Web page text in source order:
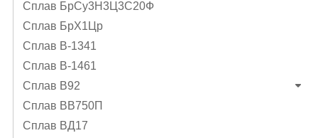
Сплав БрСу3Н3Ц3С20Ф
Сплав БрХ1Цр
Сплав В-1341
Сплав В-1461
Сплав В92
Сплав ВВ750П
Сплав ВД17